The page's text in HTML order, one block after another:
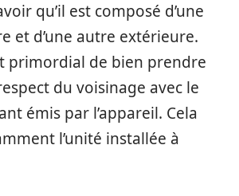
qu’il est composé d’une
et d’une autre extérieure.
primordial de bien prendre
du voisinage avec le
émis par l’appareil. Cela
l’unité installée à